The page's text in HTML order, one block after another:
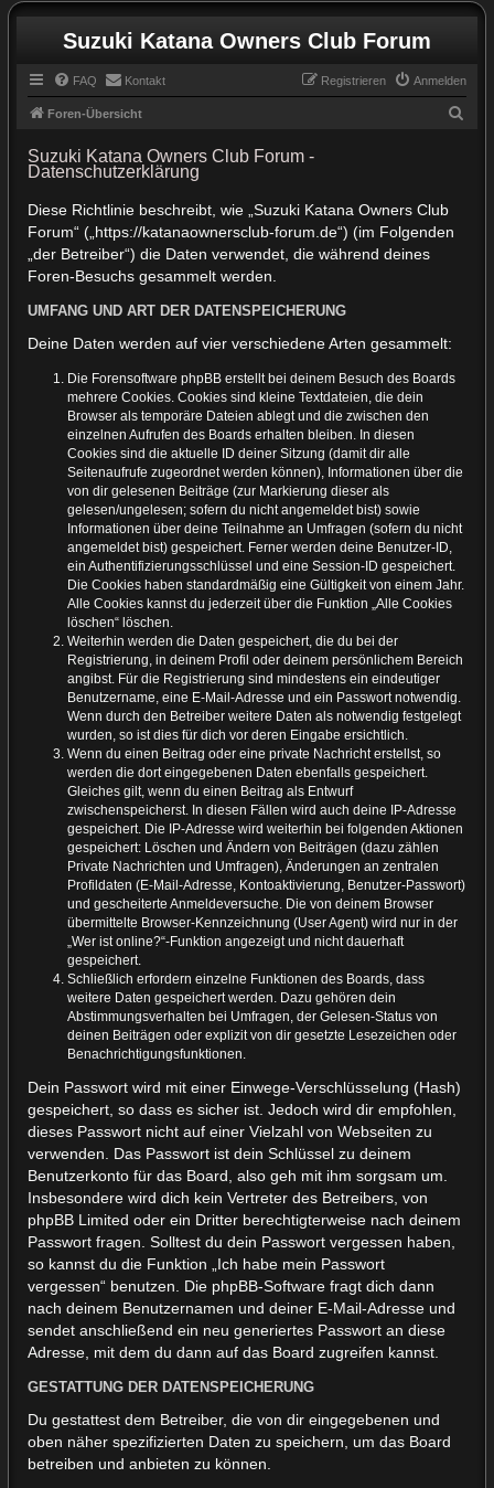
Suzuki Katana Owners Club Forum
FAQ Kontakt Anmelden
Registrieren
Foren-Übersicht
Suzuki Katana Owners Club Forum -
Datenschutzerklärung
Diese Richtlinie beschreibt, wie „Suzuki Katana Owners Club
Forum“ („https://katanaownersclub-forum.de“) (im Folgenden
„der Betreiber“) die Daten verwendet, die während deines
Foren-Besuchs gesammelt werden.
UMFANG UND ART DER DATENSPEICHERUNG
Deine Daten werden auf vier verschiedene Arten gesammelt:
Die Forensoftware phpBB erstellt bei deinem Besuch des Boards
mehrere Cookies. Cookies sind kleine Textdateien, die dein
Browser als temporäre Dateien ablegt und die zwischen den
einzelnen Aufrufen des Boards erhalten bleiben. In diesen
Cookies sind die aktuelle ID deiner Sitzung (damit dir alle
Seitenaufrufe zugeordnet werden können), Informationen über die
von dir gelesenen Beiträge (zur Markierung dieser als
gelesen/ungelesen; sofern du nicht angemeldet bist) sowie
Informationen über deine Teilnahme an Umfragen (sofern du nicht
angemeldet bist) gespeichert. Ferner werden deine Benutzer-ID,
ein Authentifizierungsschlüssel und eine Session-ID gespeichert.
Die Cookies haben standardmäßig eine Gültigkeit von einem Jahr.
Alle Cookies kannst du jederzeit über die Funktion „Alle Cookies
löschen“ löschen.
Weiterhin werden die Daten gespeichert, die du bei der
Registrierung, in deinem Profil oder deinem persönlichem Bereich
angibst. Für die Registrierung sind mindestens ein eindeutiger
Benutzername, eine E-Mail-Adresse und ein Passwort notwendig.
Wenn durch den Betreiber weitere Daten als notwendig festgelegt
wurden, so ist dies für dich vor deren Eingabe ersichtlich.
Wenn du einen Beitrag oder eine private Nachricht erstellst, so
werden die dort eingegebenen Daten ebenfalls gespeichert.
Gleiches gilt, wenn du einen Beitrag als Entwurf
zwischenspeicherst. In diesen Fällen wird auch deine IP-Adresse
gespeichert. Die IP-Adresse wird weiterhin bei folgenden Aktionen
gespeichert: Löschen und Ändern von Beiträgen (dazu zählen
Private Nachrichten und Umfragen), Änderungen an zentralen
Profildaten (E-Mail-Adresse, Kontoaktivierung, Benutzer-Passwort)
und gescheiterte Anmeldeversuche. Die von deinem Browser
übermittelte Browser-Kennzeichnung (User Agent) wird nur in der
„Wer ist online?“-Funktion angezeigt und nicht dauerhaft
gespeichert.
Schließlich erfordern einzelne Funktionen des Boards, dass
weitere Daten gespeichert werden. Dazu gehören dein
Abstimmungsverhalten bei Umfragen, der Gelesen-Status von
deinen Beiträgen oder explizit von dir gesetzte Lesezeichen oder
Benachrichtigungsfunktionen.
Dein Passwort wird mit einer Einwege-Verschlüsselung (Hash)
gespeichert, so dass es sicher ist. Jedoch wird dir empfohlen,
dieses Passwort nicht auf einer Vielzahl von Webseiten zu
verwenden. Das Passwort ist dein Schlüssel zu deinem
Benutzerkonto für das Board, also geh mit ihm sorgsam um.
Insbesondere wird dich kein Vertreter des Betreibers, von
phpBB Limited oder ein Dritter berechtigterweise nach deinem
Passwort fragen. Solltest du dein Passwort vergessen haben,
so kannst du die Funktion „Ich habe mein Passwort
vergessen“ benutzen. Die phpBB-Software fragt dich dann
nach deinem Benutzernamen und deiner E-Mail-Adresse und
sendet anschließend ein neu generiertes Passwort an diese
Adresse, mit dem du dann auf das Board zugreifen kannst.
GESTATTUNG DER DATENSPEICHERUNG
Du gestattest dem Betreiber, die von dir eingegebenen und
oben näher spezifizierten Daten zu speichern, um das Board
betreiben und anbieten zu können.